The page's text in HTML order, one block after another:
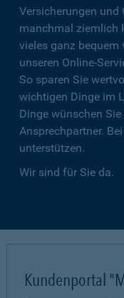
Versicherungen und
manchmal ziemlich
vieles ganz bequem
unseren Online-
So sparen Sie
wichtigen Dinge im
Dinge wünschen
Ansprechpartner.
unterstützen.
Wir sind für Sie da.
Kundenportal